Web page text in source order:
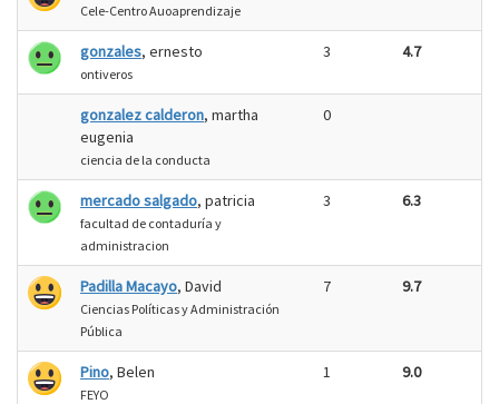
Cele-Centro Auoaprendizaje
gonzales, ernesto
ontiveros
3 4.7
gonzalez calderon, martha
eugenia
ciencia de la conducta
0
mercado salgado, patricia
facultad de contaduría y
administracion
3 6.3
Padilla Macayo, David
Ciencias Políticas y Administración
Pública
7 9.7
Pino, Belen
FEYO
1 9.0